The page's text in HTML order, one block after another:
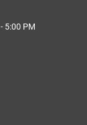
5:00 PM